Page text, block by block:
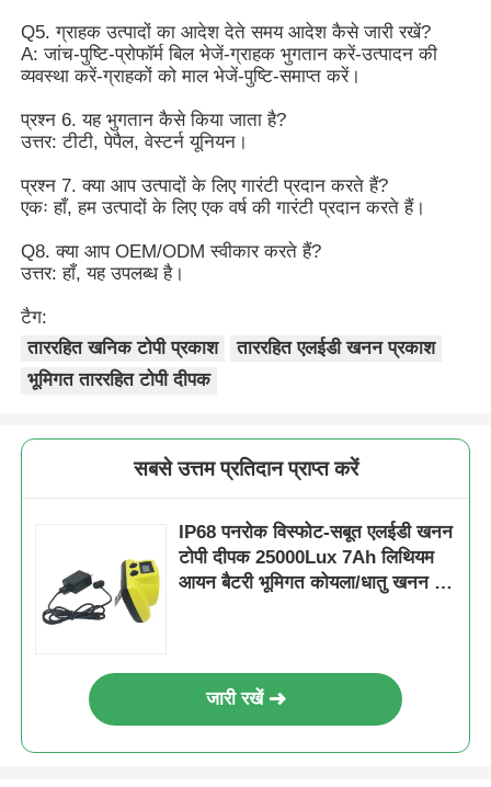
Q5. ग्राहक उत्पादों का आदेश देते समय आदेश कैसे जारी रखें?
A: जांच-पुष्टि-प्रोफॉर्म बिल भेजें-ग्राहक भुगतान करें-उत्पादन की
व्यवस्था करें-ग्राहकों को माल भेजें-पुष्टि-समाप्त करें।
प्रश्न 6. यह भुगतान कैसे किया जाता है?
उत्तर: टीटी, पेपैल, वेस्टर्न यूनियन।
प्रश्न 7. क्या आप उत्पादों के लिए गारंटी प्रदान करते हैं?
एकः हाँ, हम उत्पादों के लिए एक वर्ष की गारंटी प्रदान करते हैं।
Q8. क्या आप OEM/ODM स्वीकार करते हैं?
उत्तर: हाँ, यह उपलब्ध है।
टैग:
ताररहित खनिक टोपी प्रकाश
ताररहित एलईडी खनन प्रकाश
भूमिगत ताररहित टोपी दीपक
सबसे उत्तम प्रतिदान प्राप्त करें
IP68 पनरोक विस्फोट-सबूत एलईडी खनन
टोपी दीपक 25000Lux 7Ah लिथियम
आयन बैटरी भूमिगत कोयला/धातु खनन के
जारी रखें